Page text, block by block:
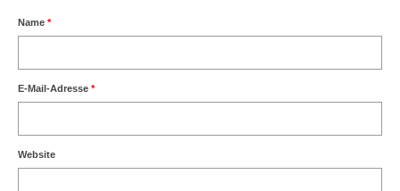
Name *
E-Mail-Adresse *
Website